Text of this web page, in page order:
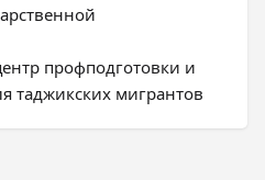
профподготовки и
таджикских мигрантов